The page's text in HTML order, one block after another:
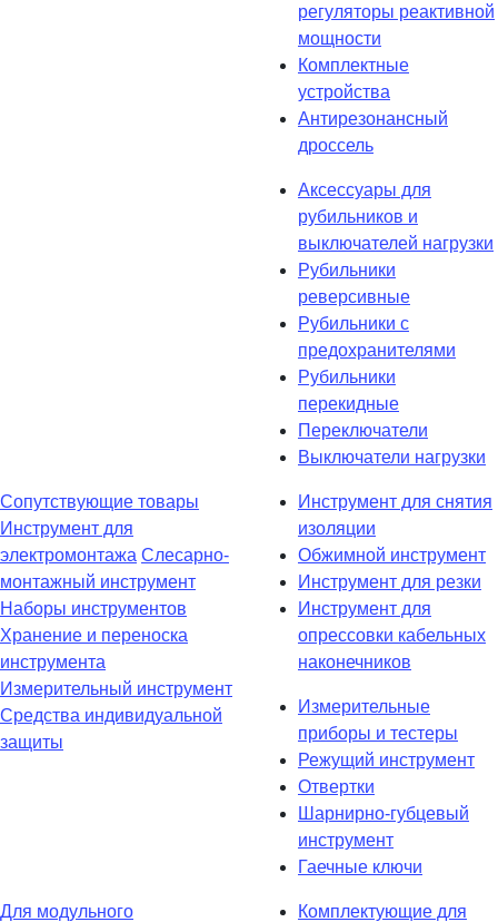
регуляторы реактивной
мощности
Комплектные
устройства
Антирезонансный
дроссель
Аксессуары для
рубильников и
выключателей нагрузки
Рубильники
реверсивные
Рубильники с
предохранителями
Рубильники
перекидные
Переключатели
Выключатели нагрузки
Сопутствующие товары
Инструмент для
электромонтажа Слесарно-
монтажный инструмент
Наборы инструментов
Хранение и переноска
инструмента
Измерительный инструмент
Средства индивидуальной
защиты
Инструмент для снятия
изоляции
Обжимной инструмент
Инструмент для резки
Инструмент для
опрессовки кабельных
наконечников
Измерительные
приборы и тестеры
Режущий инструмент
Отвертки
Шарнирно-губцевый
инструмент
Гаечные ключи
Для модульного
Комплектующие для